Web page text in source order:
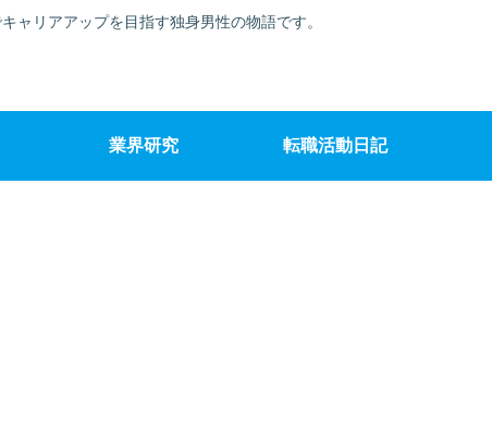
ャリアアップを目指す独身男性の物語です。
業界研究 転職活動日記